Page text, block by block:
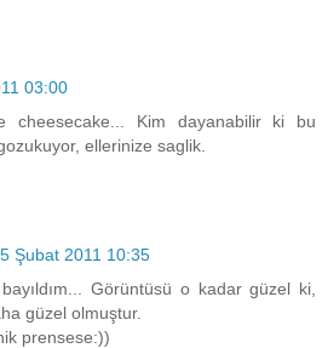
03:00
cheesecake... Kim dayanabilir ki bu
ellerinize saglik.
5 Şubat 2011 10:35
Görüntüsü o kadar güzel ki,
güzel olmuştur.
prensese:))